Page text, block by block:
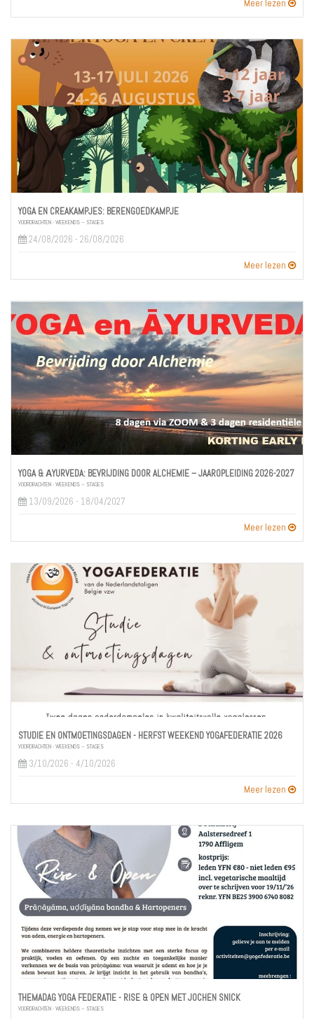
Meer lezen
YOGA EN CREAKAMPJES: BERENGOEDKAMPJE
VOORDRACHTEN - WEEKENDS – STAGES
24/08/2026 - 26/08/2026
Meer lezen
YOGA & ĀYURVEDA: BEVRIJDING DOOR ALCHEMIE – JAAROPLEIDING 2026-2027
VOORDRACHTEN - WEEKENDS – STAGES
13/09/2026 - 18/04/2027
Meer lezen
STUDIE EN ONTMOETINGSDAGEN - HERFST WEEKEND YOGAFEDERATIE 2026
VOORDRACHTEN - WEEKENDS – STAGES
3/10/2026 - 4/10/2026
Meer lezen
THEMADAG YOGA FEDERATIE - RISE & OPEN MET JOCHEN SNICK
VOORDRACHTEN - WEEKENDS – STAGES